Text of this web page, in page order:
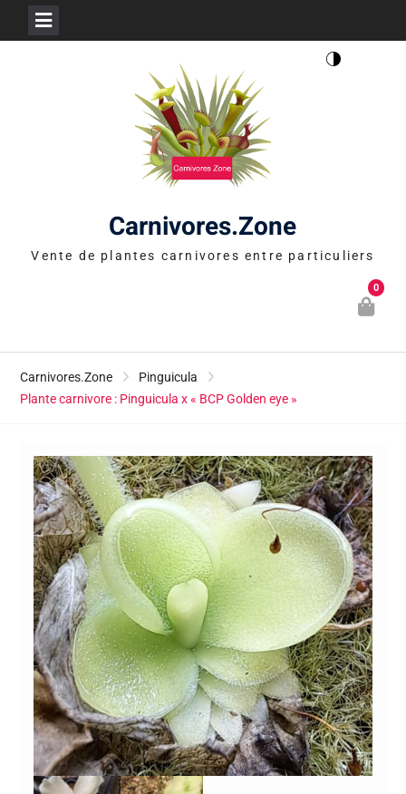
Carnivores.Zone
Vente de plantes carnivores entre particuliers
0
Carnivores.Zone
Pinguicula
Plante carnivore : Pinguicula x « BCP Golden eye »